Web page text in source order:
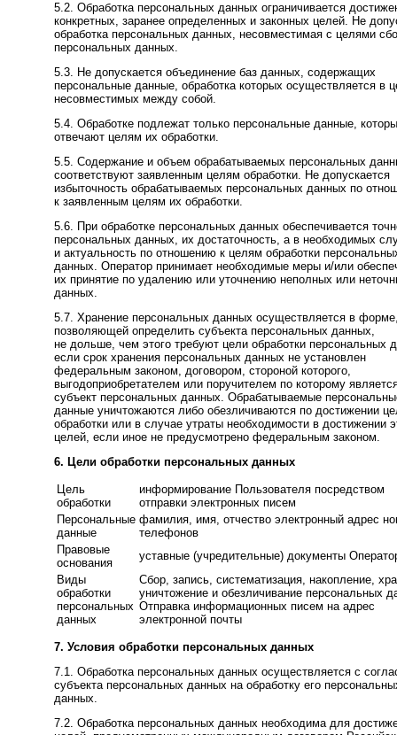
5.2. Обработка персональных данных ограничивается
конкретных, заранее определенных и законных целей. Не
обработка персональных данных, несовместимая с целями
персональных данных.
5.3. Не допускается объединение баз данных, содержащих
персональные данные, обработка которых осуществляется в
несовместимых между собой.
5.4. Обработке подлежат только персональные данные,
отвечают целям их обработки.
5.5. Содержание и объем обрабатываемых персональных
соответствуют заявленным целям обработки. Не допускается
избыточность обрабатываемых персональных данных по
к заявленным целям их обработки.
5.6. При обработке персональных данных обеспечивается
персональных данных, их достаточность, а в необходимых
и актуальность по отношению к целям обработки
данных. Оператор принимает необходимые меры и/или
их принятие по удалению или уточнению неполных или
данных.
5.7. Хранение персональных данных осуществляется в
позволяющей определить субъекта персональных данных,
не дольше, чем этого требуют цели обработки персональных
если срок хранения персональных данных не установлен
федеральным законом, договором, стороной которого,
выгодоприобретателем или поручителем по которому
субъект персональных данных. Обрабатываемые
данные уничтожаются либо обезличиваются по достижении
обработки или в случае утраты необходимости в достижении
целей, если иное не предусмотрено федеральным законом.
6. Цели обработки персональных данных
Цель
обработки
информирование Пользователя посредством
отправки электронных писем
Персональные
данные
фамилия, имя, отчество электронный адрес
телефонов
Правовые
основания
уставные (учредительные) документы
Виды
обработки
персональных
данных
Сбор, запись, систематизация, накопление,
уничтожение и обезличивание персональных
Отправка информационных писем на адрес
электронной почты
7. Условия обработки персональных данных
7.1. Обработка персональных данных осуществляется с
субъекта персональных данных на обработку его
данных.
7.2. Обработка персональных данных необходима для